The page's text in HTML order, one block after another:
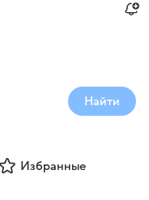
Найти
Избранные